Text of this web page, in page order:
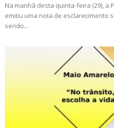
Na manhã desta quinta-feira (29), a
emitiu uma nota de esclarecimento
sendo...